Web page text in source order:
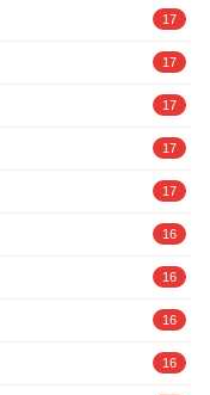
17
17
17
17
17
16
16
16
16